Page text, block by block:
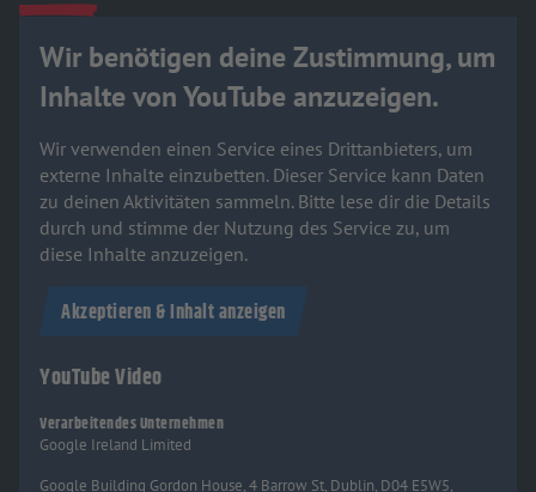
Wir benötigen deine Zustimmung, um
Inhalte von YouTube anzuzeigen.
Wir verwenden einen Service eines Drittanbieters, um
externe Inhalte einzubetten. Dieser Service kann Daten
zu deinen Aktivitäten sammeln. Bitte lese dir die Details
durch und stimme der Nutzung des Service zu, um
diese Inhalte anzuzeigen.
Akzeptieren & Inhalt anzeigen
YouTube Video
Verarbeitendes Unternehmen
Google Ireland Limited
Google Building Gordon House, 4 Barrow St, Dublin, D04 E5W5,